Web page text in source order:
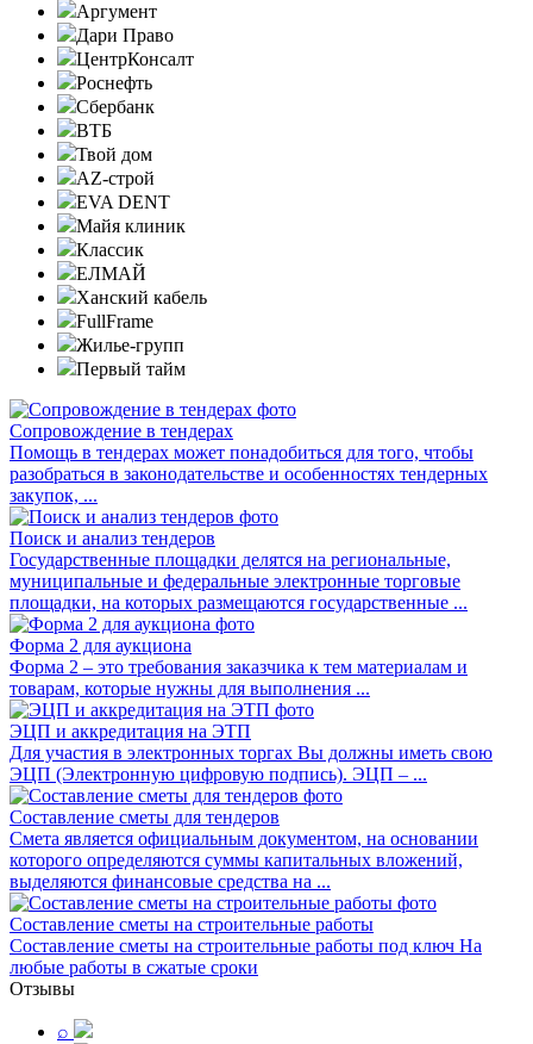
Аргумент
Дари Право
ЦентрКонсалт
Роснефть
Сбербанк
ВТБ
Твой дом
AZ-строй
EVA DENT
Майя клиник
Классик
ЕЛМАЙ
Ханский кабель
FullFrame
Жилье-групп
Первый тайм
Сопровождение в тендерах
Помощь в тендерах может понадобиться для того, чтобы
разобраться в законодательстве и особенностях тендерных
закупок, ...
Поиск и анализ тендеров
Государственные площадки делятся на региональные,
муниципальные и федеральные электронные торговые
площадки, на которых размещаются государственные ...
Форма 2 для аукциона
Форма 2 – это требования заказчика к тем материалам и
товарам, которые нужны для выполнения ...
ЭЦП и аккредитация на ЭТП
Для участия в электронных торгах Вы должны иметь свою
ЭЦП (Электронную цифровую подпись). ЭЦП – ...
Составление сметы для тендеров
Смета является официальным документом, на основании
которого определяются суммы капитальных вложений,
выделяются финансовые средства на ...
Составление сметы на строительные работы
Составление сметы на строительные работы под ключ На
любые работы в сжатые сроки
Отзывы
⌕